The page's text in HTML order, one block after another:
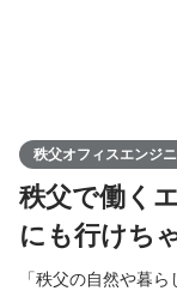
秩父オフィスエンジ
秩父で働く
にも行けち
「秩父の自然や暮